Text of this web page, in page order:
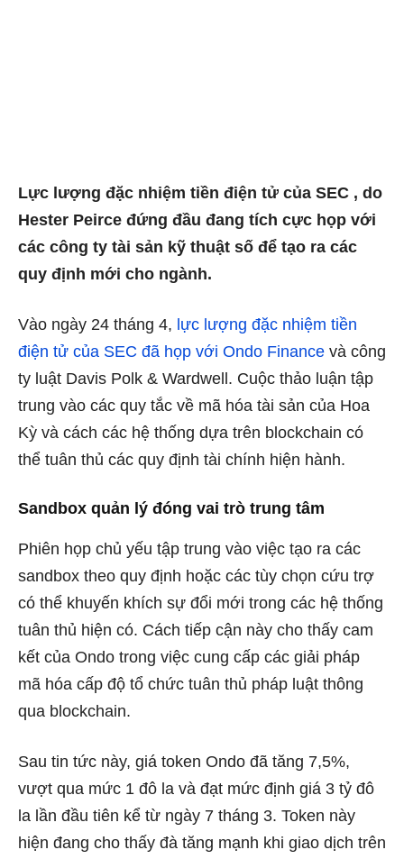
Lực lượng đặc nhiệm tiền điện tử của SEC , do
Hester Peirce đứng đầu đang tích cực họp với
các công ty tài sản kỹ thuật số để tạo ra các
quy định mới cho ngành.
Vào ngày 24 tháng 4, lực lượng đặc nhiệm tiền
điện tử của SEC đã họp với Ondo Finance và công
ty luật Davis Polk & Wardwell. Cuộc thảo luận tập
trung vào các quy tắc về mã hóa tài sản của Hoa
Kỳ và cách các hệ thống dựa trên blockchain có
thể tuân thủ các quy định tài chính hiện hành.
Sandbox quản lý đóng vai trò trung tâm
Phiên họp chủ yếu tập trung vào việc tạo ra các
sandbox theo quy định hoặc các tùy chọn cứu trợ
có thể khuyến khích sự đổi mới trong các hệ thống
tuân thủ hiện có. Cách tiếp cận này cho thấy cam
kết của Ondo trong việc cung cấp các giải pháp
mã hóa cấp độ tổ chức tuân thủ pháp luật thông
qua blockchain.
Sau tin tức này, giá token Ondo đã tăng 7,5%,
vượt qua mức 1 đô la và đạt mức định giá 3 tỷ đô
la lần đầu tiên kể từ ngày 7 tháng 3. Token này
hiện đang cho thấy đà tăng mạnh khi giao dịch trên